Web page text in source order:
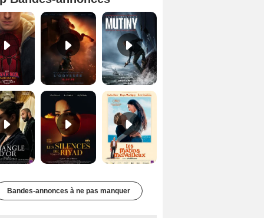
Spider-Man: Brand New Day Bande-annonce VO STFR L'Odyssée Bande-annonce VO STFR
Les Silences de Riyad Bande-annonce VO STFR Les Matins merveilleux Bande-annonce VF
Bandes-annonces à ne pas manquer